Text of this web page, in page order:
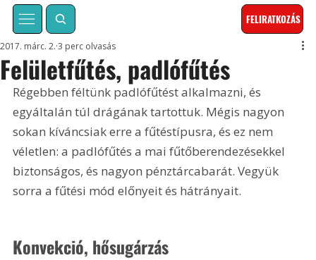
FELIRATKOZÁS
Felületfűtés, padlófűtés
2017. márc. 2. 3 perc olvasás
Régebben féltünk padlófűtést alkalmazni, és
egyáltalán túl drágának tartottuk. Mégis nagyon
sokan kíváncsiak erre a fűtéstípusra, és ez nem
véletlen: a padlófűtés a mai fűtőberendezésekkel
biztonságos, és nagyon pénztárcabarát. Vegyük
sorra a fűtési mód előnyeit és hátrányait.
Konvekció, hősugárzás